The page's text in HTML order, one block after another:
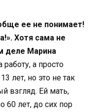
ее не понимает!
Хотя сама не
деле Марина
работу, а просто
лет, но это не так
взгляд. Ей мать,
60 лет, до сих пор